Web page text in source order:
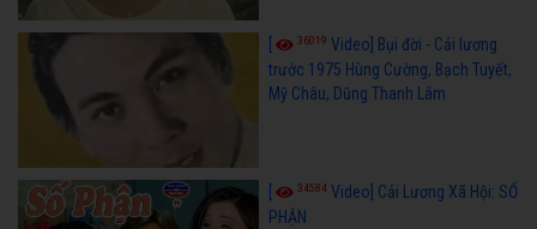
36019 Video] Bụi đời - Cải lương
trước 1975 Hùng Cường, Bạch Tuyết,
Mỹ Châu, Dũng Thanh Lâm
34584 Video] Cải Lương Xã Hội: SỐ
PHẬN